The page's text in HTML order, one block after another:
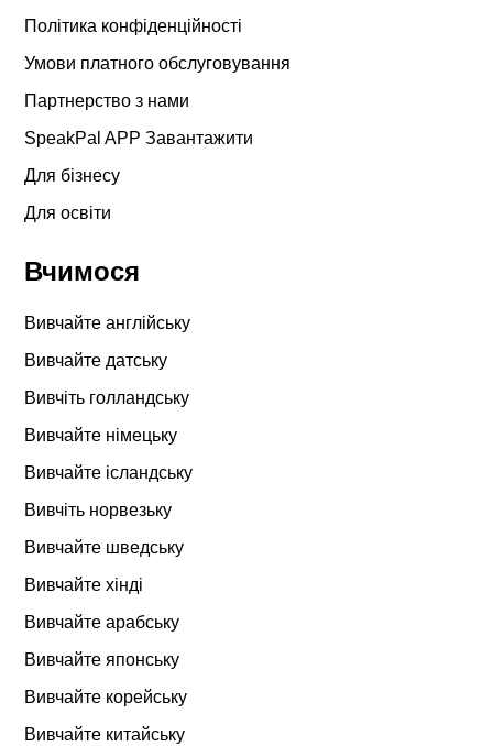
Політика конфіденційності
Умови платного обслуговування
Партнерство з нами
SpeakPal APP Завантажити
Для бізнесу
Для освіти
Вчимося
Вивчайте англійську
Вивчайте датську
Вивчіть голландську
Вивчайте німецьку
Вивчайте ісландську
Вивчіть норвезьку
Вивчайте шведську
Вивчайте хінді
Вивчайте арабську
Вивчайте японську
Вивчайте корейську
Вивчайте китайську